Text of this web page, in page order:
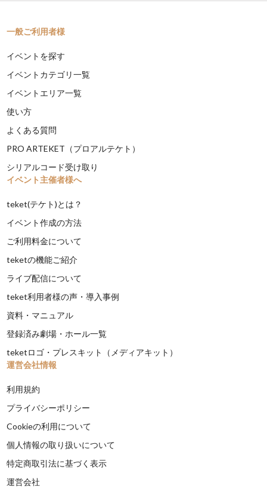
一般ご利用者様
イベントを探す
イベントカテゴリ一覧
イベントエリア一覧
使い方
よくある質問
PRO ARTEKET（プロアルテケト）
シリアルコード受け取り
イベント主催者様へ
teket(テケト)とは？
イベント作成の方法
ご利用料金について
teketの機能ご紹介
ライブ配信について
teket利用者様の声・導入事例
資料・マニュアル
登録済み劇場・ホール一覧
teketロゴ・プレスキット（メディアキット）
運営会社情報
利用規約
プライバシーポリシー
Cookieの利用について
個人情報の取り扱いについて
特定商取引法に基づく表示
運営会社